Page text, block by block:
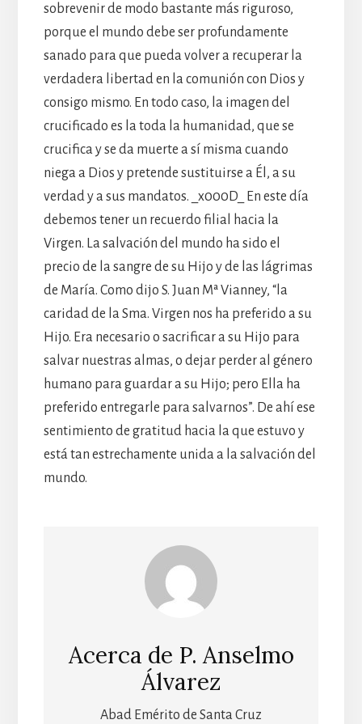
sobrevenir de modo bastante más riguroso,
porque el mundo debe ser profundamente
sanado para que pueda volver a recuperar la
verdadera libertad en la comunión con Dios y
consigo mismo. En todo caso, la imagen del
crucificado es la toda la humanidad, que se
crucifica y se da muerte a sí misma cuando
niega a Dios y pretende sustituirse a Él, a su
verdad y a sus mandatos. _x000D_ En este día
debemos tener un recuerdo filial hacia la
Virgen. La salvación del mundo ha sido el
precio de la sangre de su Hijo y de las lágrimas
de María. Como dijo S. Juan Mª Vianney, “la
caridad de la Sma. Virgen nos ha preferido a su
Hijo. Era necesario o sacrificar a su Hijo para
salvar nuestras almas, o dejar perder al género
humano para guardar a su Hijo; pero Ella ha
preferido entregarle para salvarnos”. De ahí ese
sentimiento de gratitud hacia la que estuvo y
está tan estrechamente unida a la salvación del
mundo.
Acerca de P. Anselmo
Álvarez
Abad Emérito de Santa Cruz